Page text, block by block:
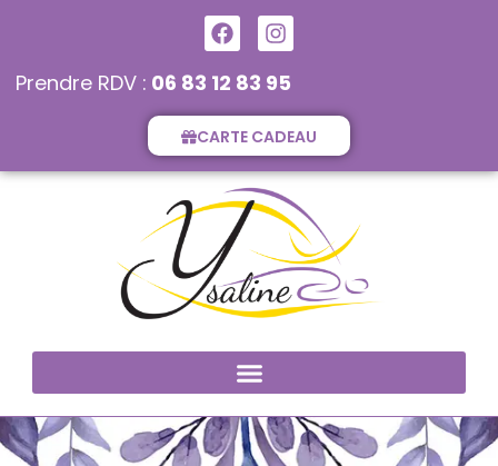
Prendre RDV : 06 83 12 83 95
CARTE CADEAU